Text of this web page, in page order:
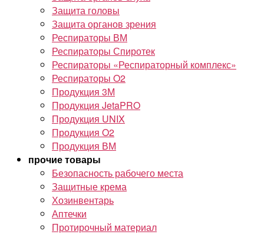
Защита головы
Защита органов зрения
Респираторы ВМ
Респираторы Спиротек
Респираторы «Респираторный комплекс»
Респираторы O2
Продукция 3М
Продукция JetaPRO
Продукция UNIX
Продукция O2
Продукция ВМ
прочие товары
Безопасность рабочего места
Защитные крема
Хозинвентарь
Аптечки
Протирочный материал